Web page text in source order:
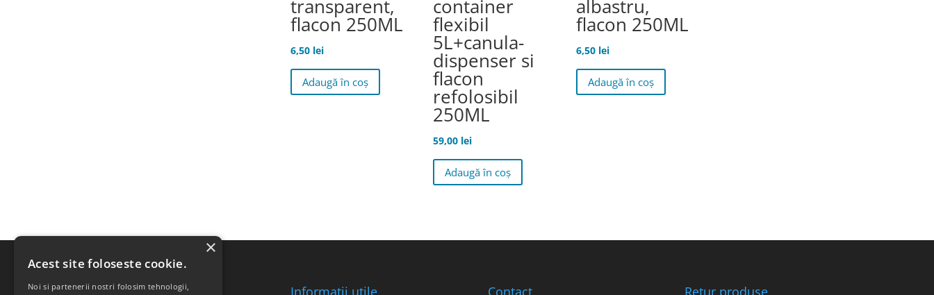
transparent,
flacon 250ML
6,50 lei
Adaugă în coș
container
flexibil
5L+canula-
dispenser si
flacon
refolosibil
250ML
59,00 lei
Adaugă în coș
albastru,
flacon 250ML
6,50 lei
Adaugă în coș
Informații utile Contact Retur produse
Acest site foloseste cookie.
Noi si partenerii nostri folosim tehnologii,
×